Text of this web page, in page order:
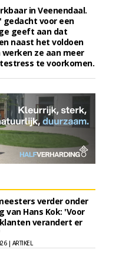
in Veenendaal.
voor een
geeft aan dat
naast het voldoen
ze aan meer
te voorkomen.
verder onder
van Hans Kok: 'Voor
verandert er
| ARTIKEL